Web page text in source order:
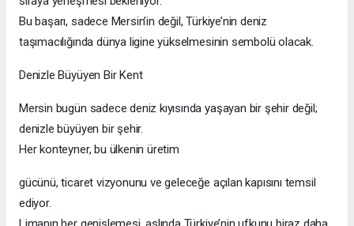
haline geliyor.
Bugün Asya’dan gelen bir konteyner, Mersin üzerinden
Avrupa’ya birkaç gün daha hızlı ulaşıyor. Bu hız, modern
ticarette altın kadar değerli.
2030’a Doğru: Hedef İlk 70
Uzmanlara göre Mersin Limanı, yatırımlar planlandığı gibi
Türkiye’de ise kapasite açısından Ambarlı’nın ardından ikinci
sıraya yerleşmesi bekleniyor.